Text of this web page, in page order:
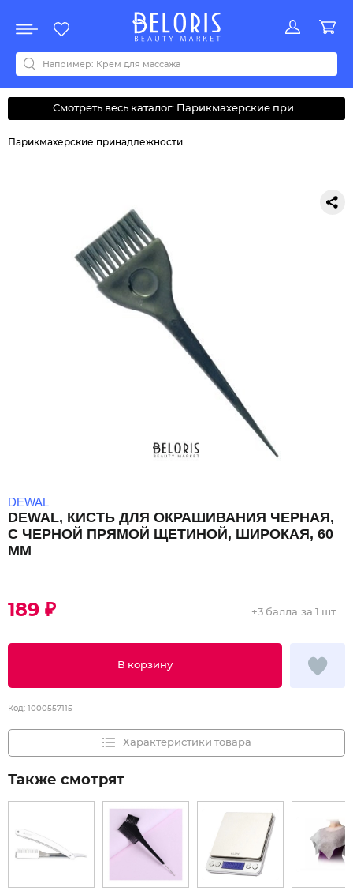
Акции
Все бренды
0-9ABCDEFGHIJKLMNOPQRSTUVWYZАБВДЗИМОКЛНПРСТУФ
Смотреть весь каталог: Парикмахерские при...
Парикмахерские принадлежности
DEWAL
DEWAL, КИСТЬ ДЛЯ ОКРАШИВАНИЯ ЧЕРНАЯ,
С ЧЕРНОЙ ПРЯМОЙ ЩЕТИНОЙ, ШИРОКАЯ, 60
ММ
189 ₽
В корзину
+3 балла за 1 шт.
Код: 1000557115
Характеристики товара
Также смотрят